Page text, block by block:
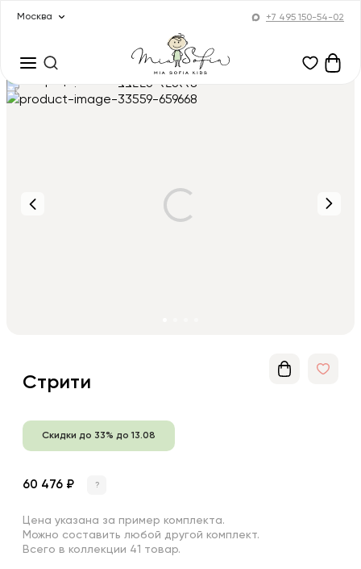
Москва +7 495 150-54-02
Стрити
Скидки до 33% до 13.08
60 476 ₽ ?
Цена указана за пример комплекта.
Можно составить любой другой комплект.
Всего в коллекции 41 товар.